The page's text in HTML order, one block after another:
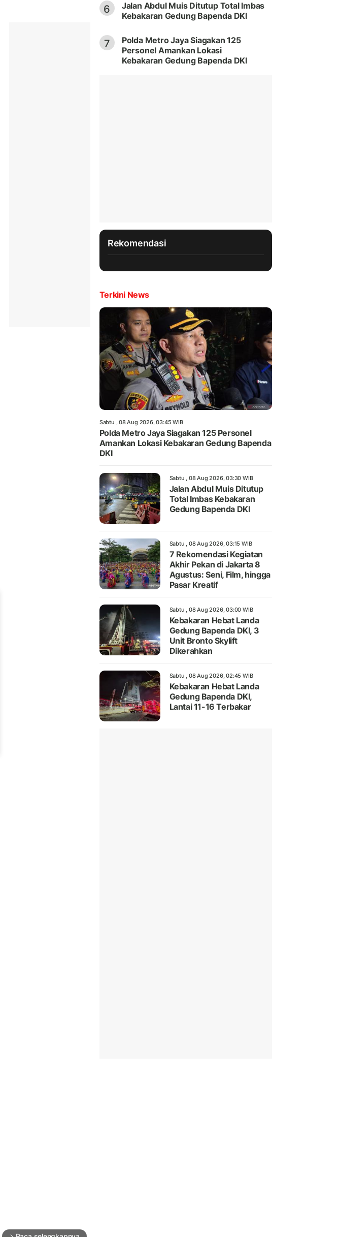
6
Jalan Abdul Muis Ditutup Total Imbas
Kebakaran Gedung Bapenda DKI
7
Polda Metro Jaya Siagakan 125
Personel Amankan Lokasi
Kebakaran Gedung Bapenda DKI
Rekomendasi
Terkini News
Sabtu , 08 Aug 2026, 03:45 WIB
Polda Metro Jaya Siagakan 125 Personel
Amankan Lokasi Kebakaran Gedung Bapenda
DKI
Sabtu , 08 Aug 2026, 03:30 WIB
Jalan Abdul Muis Ditutup
Total Imbas Kebakaran
Gedung Bapenda DKI
Sabtu , 08 Aug 2026, 03:15 WIB
7 Rekomendasi Kegiatan
Akhir Pekan di Jakarta 8
Agustus: Seni, Film, hingga
Pasar Kreatif
Sabtu , 08 Aug 2026, 03:00 WIB
Kebakaran Hebat Landa
Gedung Bapenda DKI, 3
Unit Bronto Skylift
Dikerahkan
Sabtu , 08 Aug 2026, 02:45 WIB
Kebakaran Hebat Landa
Gedung Bapenda DKI,
Lantai 11-16 Terbakar